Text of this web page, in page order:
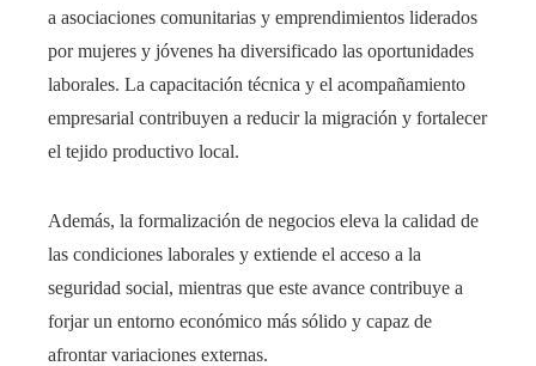
a asociaciones comunitarias y emprendimientos liderados
por mujeres y jóvenes ha diversificado las oportunidades
laborales. La capacitación técnica y el acompañamiento
empresarial contribuyen a reducir la migración y fortalecer
el tejido productivo local.
Además, la formalización de negocios eleva la calidad de
las condiciones laborales y extiende el acceso a la
seguridad social, mientras que este avance contribuye a
forjar un entorno económico más sólido y capaz de
afrontar variaciones externas.